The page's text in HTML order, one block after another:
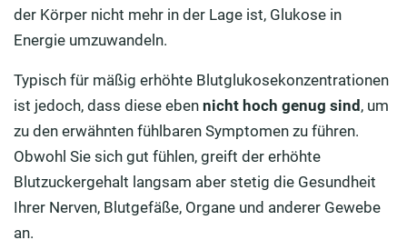
der Körper nicht mehr in der Lage ist, Glukose in
Energie umzuwandeln.
Typisch für mäßig erhöhte Blutglukosekonzentrationen
ist jedoch, dass diese eben nicht hoch genug sind , um
zu den erwähnten fühlbaren Symptomen zu führen.
Obwohl Sie sich gut fühlen, greift der erhöhte
Blutzuckergehalt langsam aber stetig die Gesundheit
Ihrer Nerven, Blutgefäße, Organe und anderer Gewebe
an.